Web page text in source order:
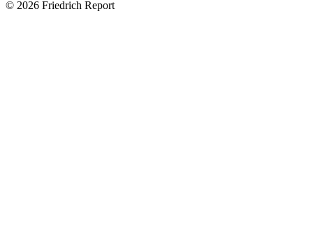
© 2026 Friedrich Report